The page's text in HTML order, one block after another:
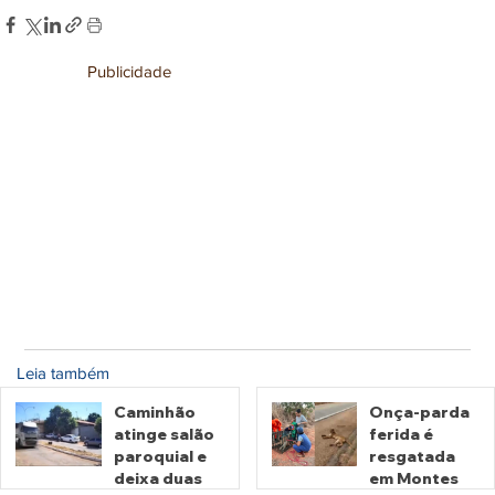
Publicidade
Leia também
Caminhão
atinge salão
paroquial e
deixa duas
Onça-parda
ferida é
resgatada
em Montes